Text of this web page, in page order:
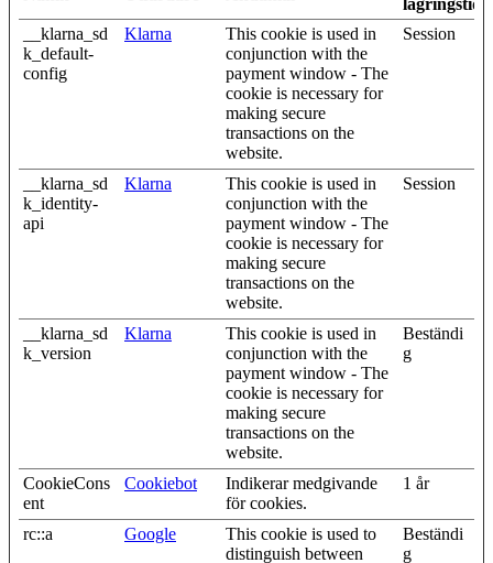
lagringstid
__klarna_sd
k_default-
config
Klarna
This cookie is used in
conjunction with the
payment window - The
cookie is necessary for
making secure
transactions on the
website.
Session
__klarna_sd
k_identity-
api
Klarna
This cookie is used in
conjunction with the
payment window - The
cookie is necessary for
making secure
transactions on the
website.
Session
__klarna_sd
k_version
Klarna
This cookie is used in
conjunction with the
payment window - The
cookie is necessary for
making secure
transactions on the
website.
Beständi
g
CookieCons
ent
Cookiebot
Indikerar medgivande
för cookies.
1 år
rc::a Google
This cookie is used to
distinguish between
Beständi
g